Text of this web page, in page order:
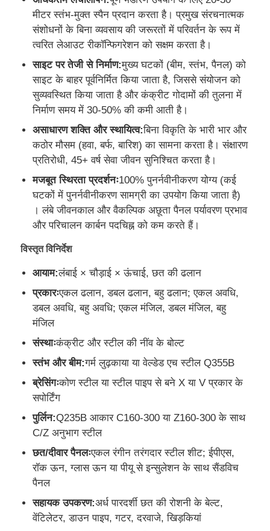
पूर्वनिर्मित इस्पात संरचना
इस्पात संरचना गोदाम
इस्पात संरचना कार्यशाला
इस्पात संरचना निर्माण
इस्पात संरचना निर्माण
स्टील फ्रेम बिल्डिंग
इस्पात निर्माण सामग्री
पोल्ट्री हाउस
गाय का बगीचा
घोड़े का शेड
स्टील गैरेज
मीटर स्तंभ-मुक्त स्पैन प्रदान करता है। प्रमुख संरचनात्मक
संशोधनों के बिना व्यवसाय की जरूरतों में परिवर्तन के रूप में
त्वरित लेआउट रीकॉन्फिगरेशन को सक्षम करता है।
साइट पर तेजी से निर्माण:मुख्य घटकों (बीम, स्तंभ, पैनल) को
साइट के बाहर पूर्वनिर्मित किया जाता है, जिससे संयोजन को
सुव्यवस्थित किया जाता है और कंक्रीट गोदामों की तुलना में
निर्माण समय में 30-50% की कमी आती है।
असाधारण शक्ति और स्थायित्व:बिना विकृति के भारी भार और
कठोर मौसम (हवा, बर्फ, बारिश) का सामना करता है। संक्षारण
प्रतिरोधी, 45+ वर्ष सेवा जीवन सुनिश्चित करता है।
मजबूत स्थिरता प्रदर्शनः100% पुनर्नवीनीकरण योग्य (कई
घटकों में पुनर्नवीनीकरण सामग्री का उपयोग किया जाता है)
। लंबे जीवनकाल और वैकल्पिक अछूता पैनल पर्यावरण प्रभाव
और परिचालन कार्बन पदचिह्न को कम करते हैं।
विस्तृत विनिर्देश
आयाम:लंबाई × चौड़ाई × ऊंचाई, छत की ढलान
प्रकारःएकल ढलान, डबल ढलान, बहु ढलान; एकल अवधि,
डबल अवधि, बहु अवधि; एकल मंजिल, डबल मंजिल, बहु
मंजिल
संस्थाःकंक्रीट और स्टील की नींव के बोल्ट
स्तंभ और बीम:गर्म लुढ़काया या वेल्डेड एच स्टील Q355B
ब्रेसिंगःकोण स्टील या स्टील पाइप से बने X या V प्रकार के
सपोर्टिंग
पुर्लिन:Q235B आकार C160-300 या Z160-300 के साथ
C/Z अनुभाग स्टील
छत/दीवार पैनलःएकल रंगीन तरंगदार स्टील शीट; ईपीएस,
रॉक ऊन, ग्लास ऊन या पीयू से इन्सुलेशन के साथ सैंडविच
पैनल
सहायक उपकरण:अर्ध पारदर्शी छत की रोशनी के बेल्ट,
वेंटिलेटर, डाउन पाइप, गटर, दरवाजे, खिड़कियां